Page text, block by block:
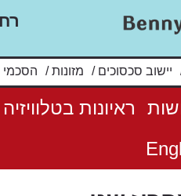
רח'
/ מזונות/ הסכמי ממון/
ראיונות בטלוויזיה